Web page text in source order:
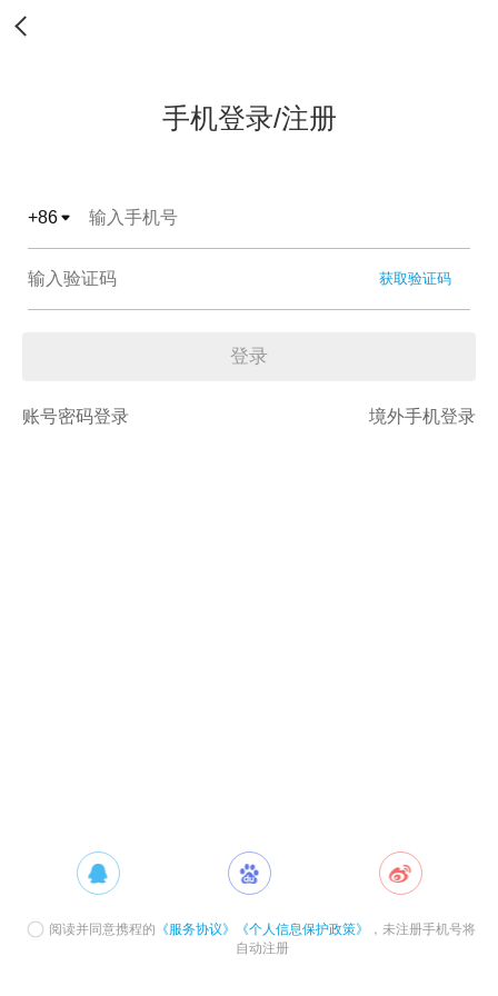
手机登录/注册
+86
获取验证码
登录
账号密码登录 境外手机登录
阅读并同意携程的 《服务协议》 《个人信息保护政策》
，未注册手机号将
自动注册